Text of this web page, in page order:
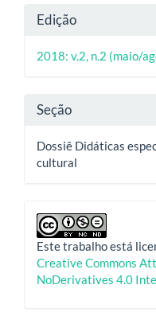
Detalhes
do
artigo
Edição
2018: v.2, n.2 (maio/
Seção
Dossiê Didáticas
cultural
Este trabalho está
Creative Commons
NoDerivatives 4.0